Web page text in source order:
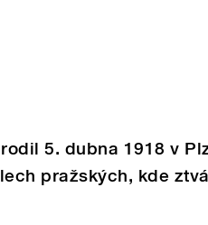
5. dubna 1918 v
pražských, kde